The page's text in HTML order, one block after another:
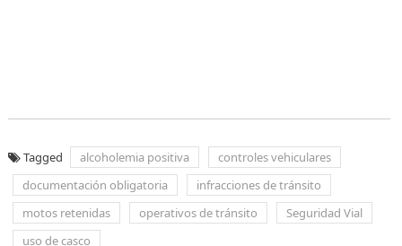
Tagged alcoholemia positiva
controles vehiculares
documentación obligatoria
infracciones de tránsito
motos retenidas
operativos de tránsito
Seguridad Vial
uso de casco